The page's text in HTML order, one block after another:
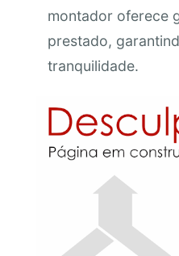
montador oferece
prestado,
tranquilidade.